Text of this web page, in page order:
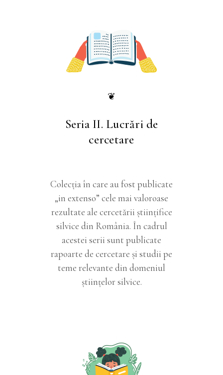
❦
Seria II. Lucrări de
cercetare
Colecţia în care au fost publicate
„in extenso” cele mai valoroase
rezultate ale cercetării ştiinţifice
silvice din România. În cadrul
acestei serii sunt publicate
rapoarte de cercetare și studii pe
teme relevante din domeniul
ştiinţelor silvice.